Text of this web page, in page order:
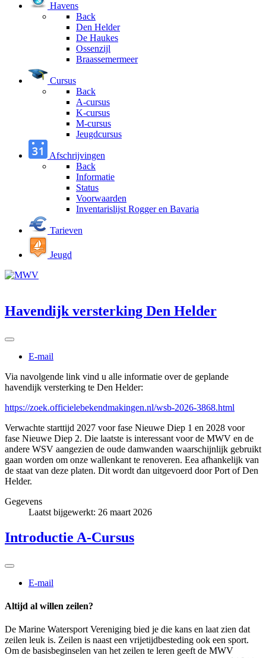
Havens
Back
Den Helder
De Haukes
Ossenzijl
Braassemermeer
Cursus
Back
A-cursus
K-cursus
M-cursus
Jeugdcursus
Afschrijvingen
Back
Informatie
Status
Voorwaarden
Inventarislijst Rogger en Bavaria
Tarieven
Jeugd
Havendijk versterking Den Helder
E-mail
Via navolgende link vind u alle informatie over de geplande
havendijk versterking te Den Helder:
https://zoek.officielebekendmakingen.nl/wsb-2026-3868.html
Verwachte starttijd 2027 voor fase Nieuwe Diep 1 en 2028 voor
fase Nieuwe Diep 2. Die laatste is interessant voor de MWV en de
andere WSV aangezien de oude damwanden waarschijnlijk gebruikt
gaan worden om onze wallenkant te renoveren. Eea afhankelijk van
de staat van deze platen. Dit wordt dan uitgevoerd door Port of Den
Helder.
Gegevens
Laatst bijgewerkt: 26 maart 2026
Introductie A-Cursus
E-mail
Altijd al willen zeilen?
De Marine Watersport Vereniging bied je die kans en laat zien dat
zeilen leuk is. Zeilen is naast een vrijetijdbesteding ook een sport.
Om de basisbeginselen van het zeilen te leren geeft de MWV